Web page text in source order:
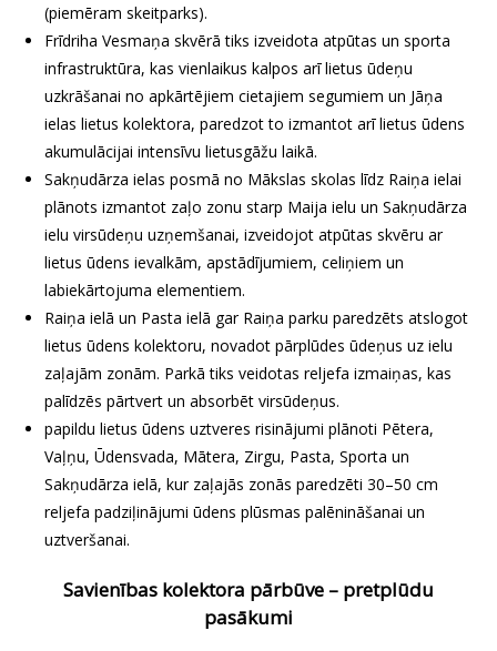
(piemēram skeitparks).
Frīdriha Vesmaņa skvērā tiks izveidota atpūtas un sporta
infrastruktūra, kas vienlaikus kalpos arī lietus ūdeņu
uzkrāšanai no apkārtējiem cietajiem segumiem un Jāņa
ielas lietus kolektora, paredzot to izmantot arī lietus ūdens
akumulācijai intensīvu lietusgāžu laikā.
Sakņudārza ielas posmā no Mākslas skolas līdz Raiņa ielai
plānots izmantot zaļo zonu starp Maija ielu un Sakņudārza
ielu virsūdeņu uzņemšanai, izveidojot atpūtas skvēru ar
lietus ūdens ievalkām, apstādījumiem, celiņiem un
labiekārtojuma elementiem.
Raiņa ielā un Pasta ielā gar Raiņa parku paredzēts atslogot
lietus ūdens kolektoru, novadot pārplūdes ūdeņus uz ielu
zaļajām zonām. Parkā tiks veidotas reljefa izmaiņas, kas
palīdzēs pārtvert un absorbēt virsūdeņus.
papildu lietus ūdens uztveres risinājumi plānoti Pētera,
Vaļņu, Ūdensvada, Mātera, Zirgu, Pasta, Sporta un
Sakņudārza ielā, kur zaļajās zonās paredzēti 30–50 cm
reljefa padziļinājumi ūdens plūsmas palēnināšanai un
uztveršanai.
Savienības kolektora pārbūve – pretplūdu
pasākumi